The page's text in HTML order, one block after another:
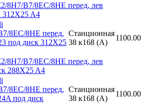
8H7/B7/8EC/8HE перед, лев
312X25 A4
8EC/8HE перед,
под диск 312X25
Станционная
38 к168 (A)
1100.00
8H7/B7/8EC/8HE перед, лев
288X25 A4
8EC/8HE перед,
под диск
Станционная
38 к168 (A)
1100.00